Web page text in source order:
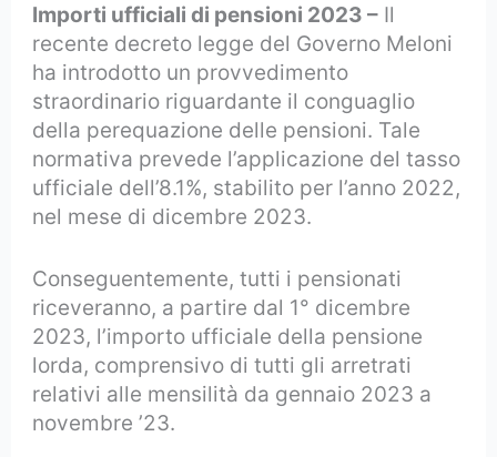
Importi ufficiali di pensioni 2023 – Il
recente decreto legge del Governo Meloni
ha introdotto un provvedimento
straordinario riguardante il conguaglio
della perequazione delle pensioni. Tale
normativa prevede l’applicazione del tasso
ufficiale dell’8.1%, stabilito per l’anno 2022,
nel mese di dicembre 2023.
Conseguentemente, tutti i pensionati
riceveranno, a partire dal 1° dicembre
2023, l’importo ufficiale della pensione
lorda, comprensivo di tutti gli arretrati
relativi alle mensilità da gennaio 2023 a
novembre ’23.